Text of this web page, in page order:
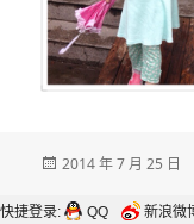
发
于
2014 年 7 月 25 日
快捷登录: QQ 新浪微